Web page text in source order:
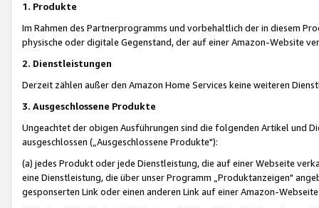
1. Produkte
Im Rahmen des Partnerprogramms und vorbehaltlich der in diesem
physische oder digitale Gegenstand, der auf einer Amazon-Website
2. Dienstleistungen
Derzeit zählen außer den Amazon Home Services keine weiteren
3. Ausgeschlossene Produkte
Ungeachtet der obigen Ausführungen sind die folgenden Artikel und
ausgeschlossen („Ausgeschlossene Produkte"):
(a) jedes Produkt oder jede Dienstleistung, die auf einer Webseite
eine Dienstleistung, die über unser Programm „Produktanzeigen"
gesponserten Link oder einen anderen Link auf einer Amazon-